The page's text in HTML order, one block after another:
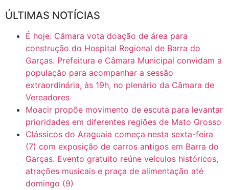
CASO SAIURY - SEM CORTES
Mini Ginásio de Aragarças- Só a bo$ta 6:31
ÚLTIMAS NOTÍCIAS
É hoje: Câmara vota doação de área para
construção do Hospital Regional de Barra do
Garças. Prefeitura e Câmara Municipal convidam a
população para acompanhar a sessão
extraordinária, às 19h, no plenário da Câmara de
Vereadores
Moacir propõe movimento de escuta para levantar
prioridades em diferentes regiões de Mato Grosso
Clássicos do Araguaia começa nesta sexta-feira
(7) com exposição de carros antigos em Barra do
Garças. Evento gratuito reúne veículos históricos,
atrações musicais e praça de alimentação até
domingo (9)